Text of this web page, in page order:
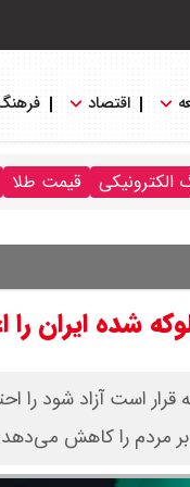
اقتصاد
الکترونیکی قیمت طلا
شده ایران را
مردم را کاهش